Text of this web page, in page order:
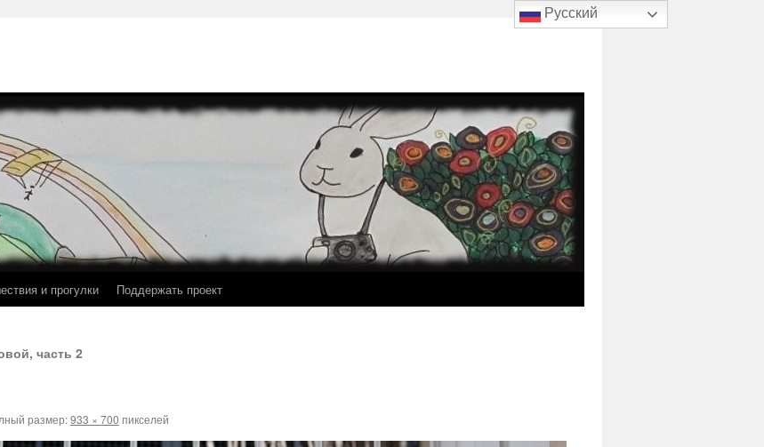
и прогулки Поддержать проект
часть 2
размер:933 × 700 пикселей
Русский